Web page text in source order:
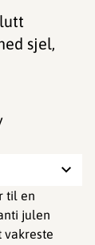
sjel,
til en
julen
vakreste